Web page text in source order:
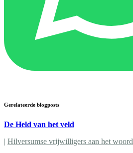
Gerelateerde blogposts
De Held van het veld
| Hilversumse vrijwilligers aan het woord